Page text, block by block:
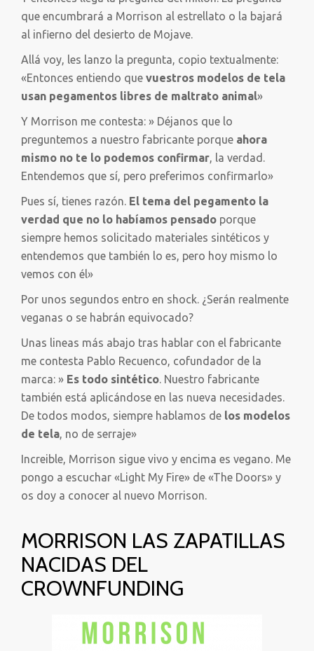
que encumbrará a Morrison al estrellato o la bajará
al infierno del desierto de Mojave.
Allá voy, les lanzo la pregunta, copio textualmente:
«Entonces entiendo que vuestros modelos de tela
usan pegamentos libres de maltrato animal»
Y Morrison me contesta: » Déjanos que lo
preguntemos a nuestro fabricante porque ahora
mismo no te lo podemos confirmar, la verdad.
Entendemos que sí, pero preferimos confirmarlo»
Pues sí, tienes razón. El tema del pegamento la
verdad que no lo habíamos pensado porque
siempre hemos solicitado materiales sintéticos y
entendemos que también lo es, pero hoy mismo lo
vemos con él»
Por unos segundos entro en shock. ¿Serán realmente
veganas o se habrán equivocado?
Unas lineas más abajo tras hablar con el fabricante
me contesta Pablo Recuenco, cofundador de la
marca: » Es todo sintético. Nuestro fabricante
también está aplicándose en las nueva necesidades.
De todos modos, siempre hablamos de los modelos
de tela, no de serraje»
Increible, Morrison sigue vivo y encima es vegano. Me
pongo a escuchar «Light My Fire» de «The Doors» y
os doy a conocer al nuevo Morrison.
MORRISON LAS ZAPATILLAS
NACIDAS DEL
CROWNFUNDING